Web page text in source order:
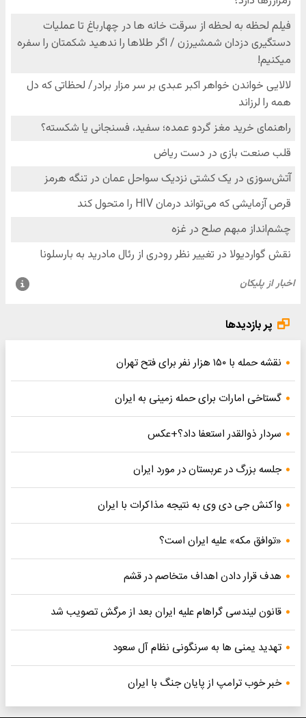
پر بازدیدها
نقشه حمله با ۱۵۰ هزار نفر برای فتح تهران
گستاخی امارات برای حمله زمینی به ایران
سردار ذوالقدر استعفا داد؟+عکس
جلسه بزرگ در عربستان در مورد ایران
واکنش جی دی وی به نتیجه مذاکرات با ایران
«توافق مکه» علیه ایران است؟
هدف قرار دادن اهداف متخاصم در قشم
قانون لیندسی گراهام علیه ایران بعد از مرگش تصویب شد
تهدید یمنی ها به سرنگونی نظام آل سعود
خبر خوب ترامپ از پایان جنگ با ایران